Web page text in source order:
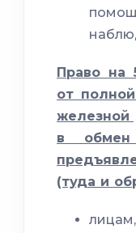
Право на
от
железной
в
(туда и